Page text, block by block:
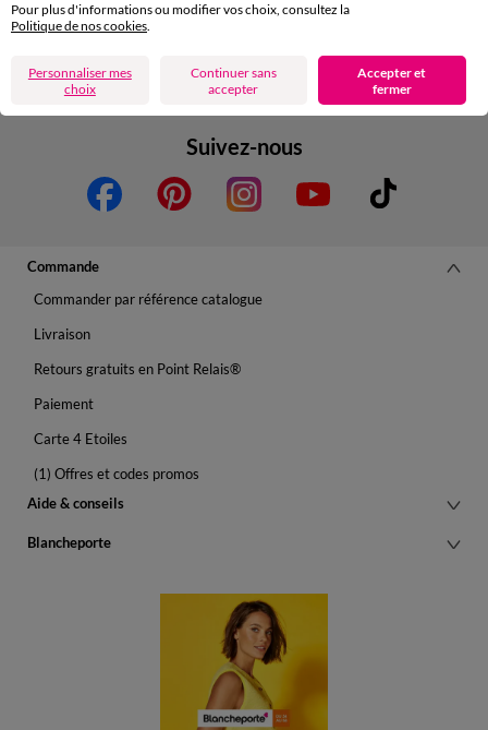
Suivez-nous
Depuis votre iPhone
Commande
Commander par référence catalogue
Livraison
Retours gratuits en Point Relais®
Paiement
Carte 4 Etoiles
(1) Offres et codes promos
Aide & conseils
Blancheporte
Pour plus d'informations ou modifier vos choix, consultez la
Politique de nos cookies.
Personnaliser mes
choix
Continuer sans
accepter
Accepter et
fermer